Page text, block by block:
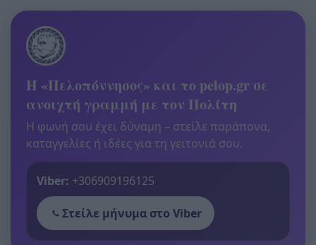
Η «Πελοπόννησος» και το pelop.gr σε
ανοιχτή γραμμή με τον Πολίτη
Η φωνή σου έχει δύναμη – στείλε παράπονα,
καταγγελίες ή ιδέες για τη γειτονιά σου.
Viber: +306909196125
Στείλε μήνυμα στο Viber